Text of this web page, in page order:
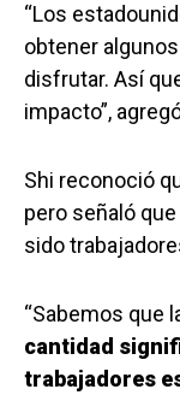
“Los
obtener
disfrutar. Así
impacto”,
Shi reconoció
pero señaló
sido
“Sabemos que
cantidad
trabajadores